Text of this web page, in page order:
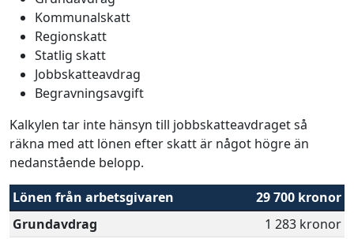
Kommunalskatt
Regionskatt
Statlig skatt
Jobbskatteavdrag
Begravningsavgift
Kalkylen tar inte hänsyn till jobbskatteavdraget så
räkna med att lönen efter skatt är något högre än
nedanstående belopp.
Lönen från arbetsgivaren
29 700 kronor
Grundavdrag
1 283 kronor